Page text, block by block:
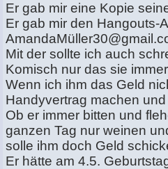
Er gab mir eine Kopie
Er gab mir den Hangouts-
Mit der sollte ich auch
Komisch nur das sie
Wenn ich ihm das Geld
Handyvertrag machen
Ob er immer bitten und
ganzen Tag nur weinen
solle ihm doch Geld
Er hätte am 4.5.